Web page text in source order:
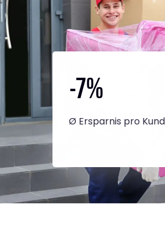
-7%
Ø Ersparnis pro